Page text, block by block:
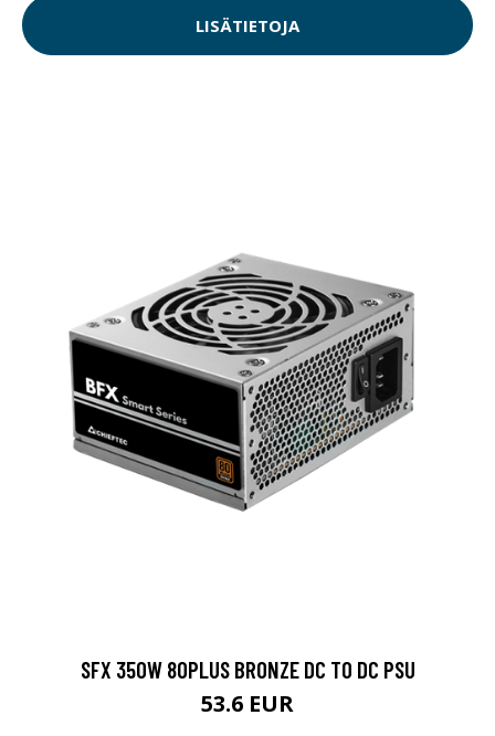
LISÄTIETOJA
SFX 350W 80PLUS BRONZE DC TO DC PSU
53.6 EUR